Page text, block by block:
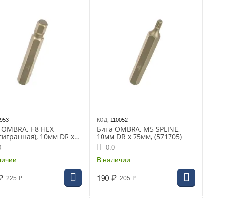
H8 HEX
10мм DR х
225 ₽
КОД: 110052
Бита OMBRA, M5 SPLINE,
10мм DR х 75мм, (571705)
0.0
В наличии
205 ₽
190 ₽